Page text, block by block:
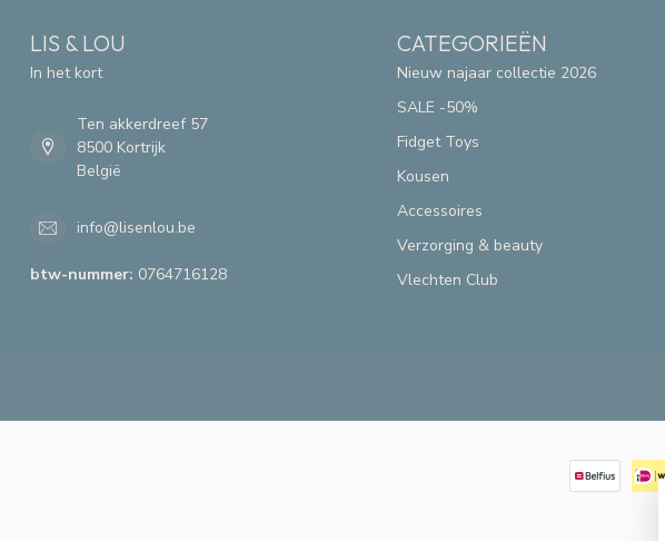
LIS & LOU
In het kort
Ten akkerdreef 57
8500 Kortrijk
België
info@lisenlou.be
btw-nummer: 0764716128
CATEGORIEËN
Nieuw najaar collectie 2026
SALE -50%
Fidget Toys
Kousen
Accessoires
Verzorging & beauty
Vlechten Club